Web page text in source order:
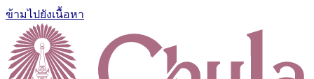
ข้ามไปยังเนื้อหา